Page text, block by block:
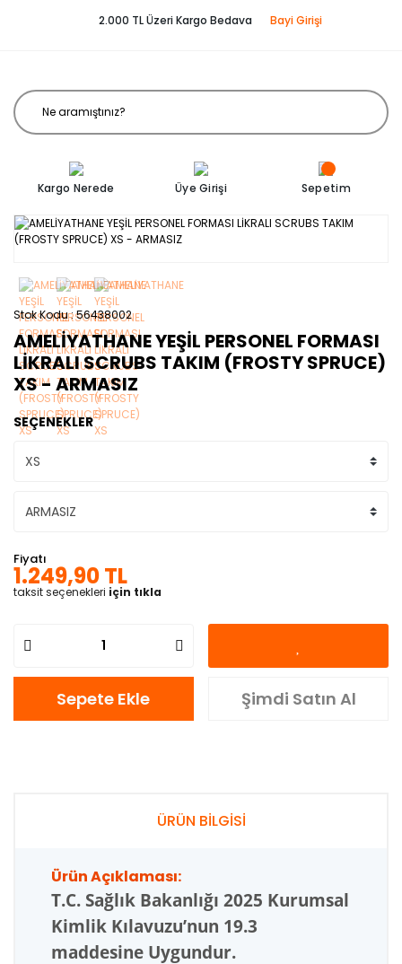
2.000 TL Üzeri Kargo Bedava Bayi Girişi
Kargo Nerede Üye Girişi Sepetim
Stok Kodu 56438002
AMELİYATHANE YEŞİL PERSONEL FORMASI
LİKRALI SCRUBS TAKIM (FROSTY SPRUCE)
XS - ARMASIZ
SEÇENEKLER
Fiyatı
1.249,90 TL
taksit seçenekleri için tıkla
Sepete Ekle Şimdi Satın Al
ÜRÜN BİLGİSİ
Ürün Açıklaması:
T.C. Sağlık Bakanlığı 2025 Kurumsal
Kimlik Kılavuzu’nun 19.3
maddesine Uygundur.